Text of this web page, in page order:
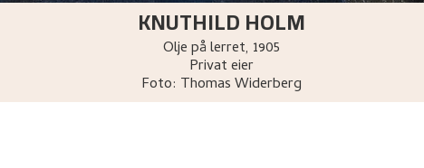
KNUTHILD HOLM
Olje på lerret, 1905
Privat eier
Foto: Thomas Widerberg